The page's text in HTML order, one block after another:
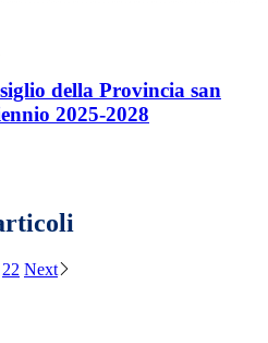
della Provincia san
2025-2028
22 Next